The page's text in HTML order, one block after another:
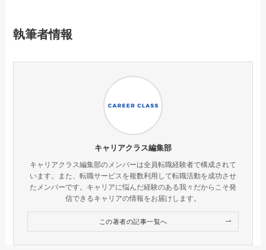
執筆者情報
キャリアクラス編集部
キャリアクラス編集部のメンバーは全員転職経験者で構成されて
います。また、転職サービスを複数利用して転職活動を成功させ
たメンバーです。キャリアに悩んだ経験のある我々だからこそ発
信できるキャリアの情報をお届けします。
この著者の記事一覧へ